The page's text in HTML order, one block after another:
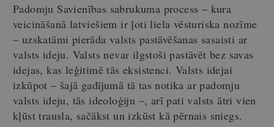
Padomju Savienības sabrukuma process – kura
veicināšanā latviešiem ir ļoti liela vēsturiska nozīme
– uzskatāmi pierāda valsts pastāvēšanas sasaisti ar
valsts ideju. Valsts nevar ilgstoši pastāvēt bez savas
idejas, kas leģitimē tās eksistenci. Valsts idejai
izkūpot – šajā gadījumā tā tas notika ar padomju
valsts ideju, tās ideoloģiju –, arī pati valsts ātri vien
kļūst trausla, sačākst un izkūst kā pērnais sniegs.